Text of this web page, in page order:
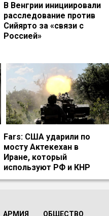
В Венгрии инициировали
расследование против
Сийярто за «связи с
Россией»
Fars: США ударили по
мосту Актекехан в
Иране, который
используют РФ и КНР
АРМИЯ ОБЩЕСТВО